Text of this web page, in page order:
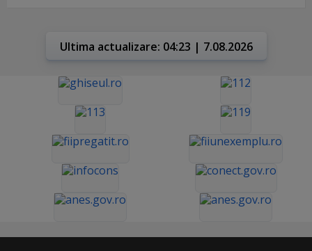
Ultima actualizare: 04:23 | 7.08.2026